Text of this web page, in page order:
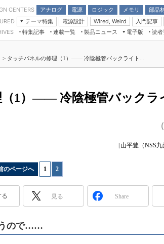
CENTERS アナログ
電源
ロジック
メモリ
部品
受動部品
テーマ特集
電源設計 Wired, Weird
入門記事
モーター入門マイコン講座 計測機器
組
人と
特集記事
連載一覧
古録
るDC/DCコン
用講座
講座
術講座
ーの基礎知識
製品ニュース
電子版
電子ブックレット
読者
> タッチパネルの修理（1）―― 冷陰極管バックライト...
1）―― 冷陰極管バックラ
[山平豊（NSS九
のページへ 1 2
る 見る Share
うので……